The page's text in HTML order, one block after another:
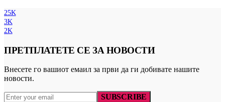
25K
3K
2K
ПРЕТПЛАТЕТЕ СЕ ЗА НОВОСТИ
Внесете го вашиот емаил за први да ги добивате нашите
новости.
SUBSCRIBE